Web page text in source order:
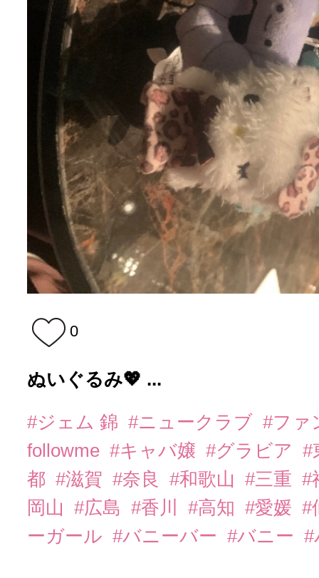
0
ぬいぐるみ💖 ...
#ジェム 錦 #ニュークラブ #ファ
followme #キャバ嬢 #グラビア
#
都 #滋賀 #奈良 #和歌山 #三重 #
岡山
#広島 #香川 #高知 #愛媛 #
ーガール #バニーバー #バニー #